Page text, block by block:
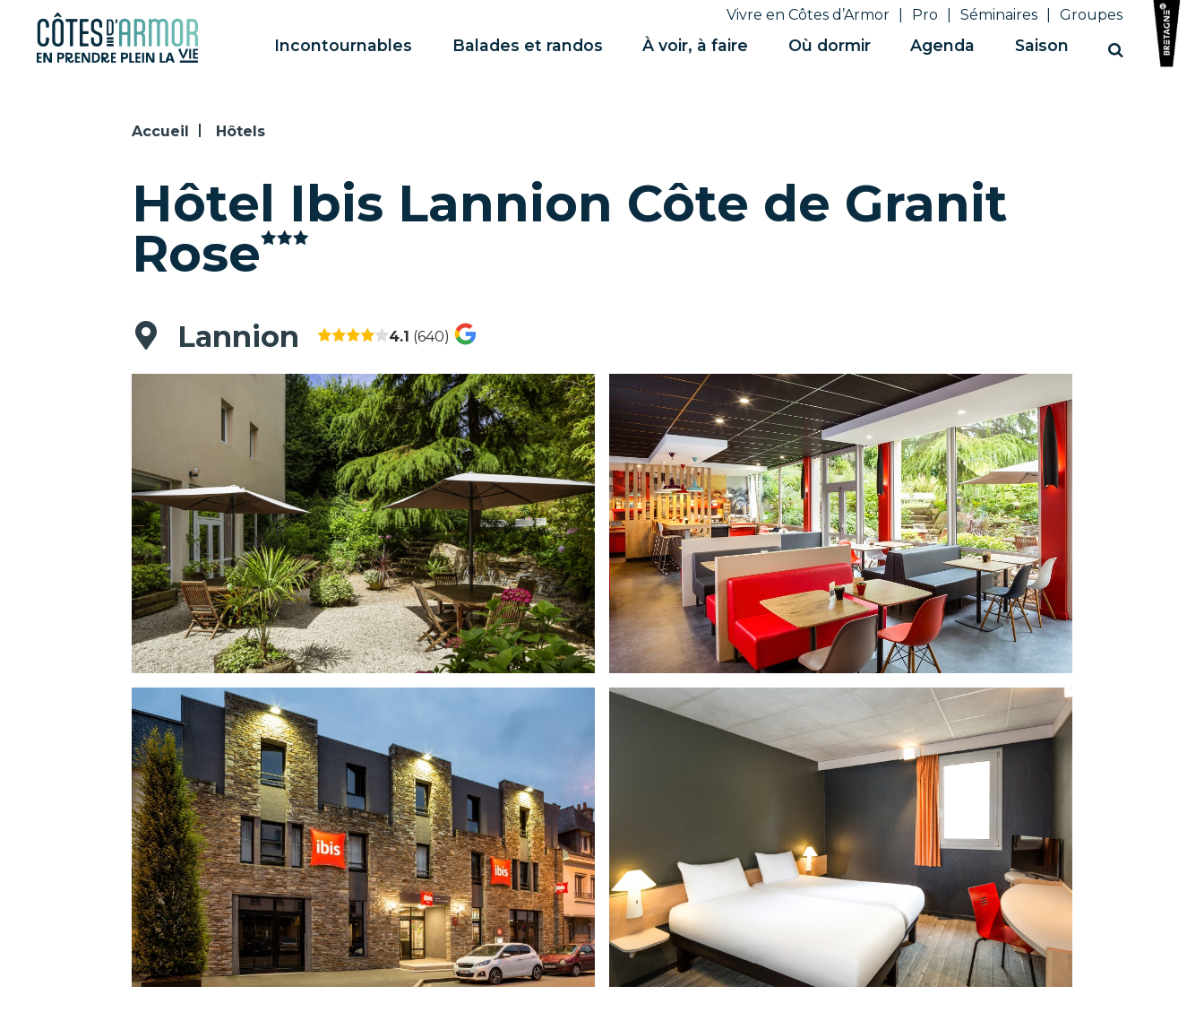
Panneau de gestion des cookies Vivre en Côtes d’Armor Pro Séminaires Groupes
Incontournables Balades et randos À voir, à faire Où dormir Agenda Saison
Accueil Hôtels
Hôtel Ibis Lannion Côte de Granit
Rose
Lannion 4.1 (640)